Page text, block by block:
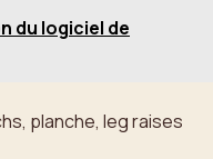
du logiciel de
planche, leg raises